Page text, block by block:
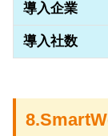
導入企業
導入社数